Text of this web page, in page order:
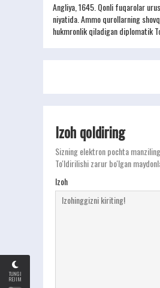
TUNGI
REJIM
Angliya, 1645. Qonli fuqarolar
niyatida. Ammo qurollarning
hukmronlik qiladigan diplomatik
Izoh qoldiring
Sizning elektron pochta
To'ldirilishi zarur bo'lgan
Izoh